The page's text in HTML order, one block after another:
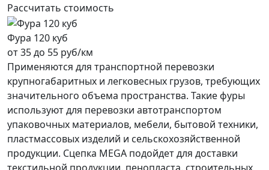
Рассчитать стоимость
Фура 120 куб
от 35 до 55 руб/км
Применяются для транспортной перевозки
крупногабаритных и легковесных грузов, требующих
значительного объема пространства. Такие фуры
используют для перевозки автотранспортом
упаковочных материалов, мебели, бытовой техники,
пластмассовых изделий и сельскохозяйственной
продукции. Сцепка MEGA подойдет для доставки